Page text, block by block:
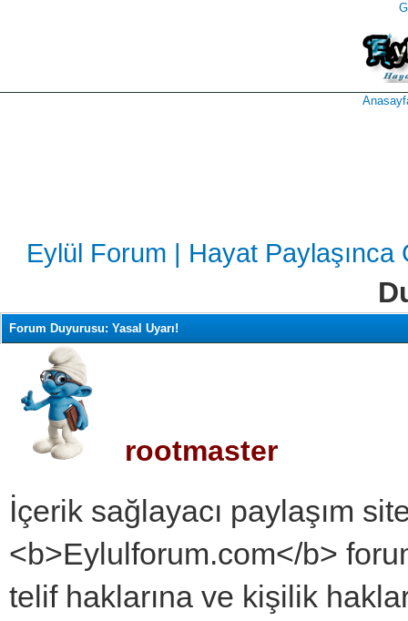
Eylül Forum | Hayat Paylaşınca
Forum Duyurusu: Yasal Uyarı!
rootmaster
İçerik sağlayacı paylaşım
<b>Eylulforum.com</b>
telif haklarına ve kişilik